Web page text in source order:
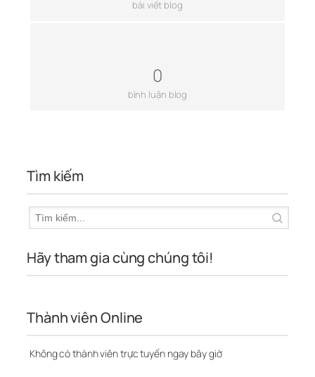
bài viết blog
0
bình luận blog
Tìm kiếm
Hãy tham gia cùng chúng tôi!
Thành viên Online
Không có thành viên trực tuyến ngay bây giờ